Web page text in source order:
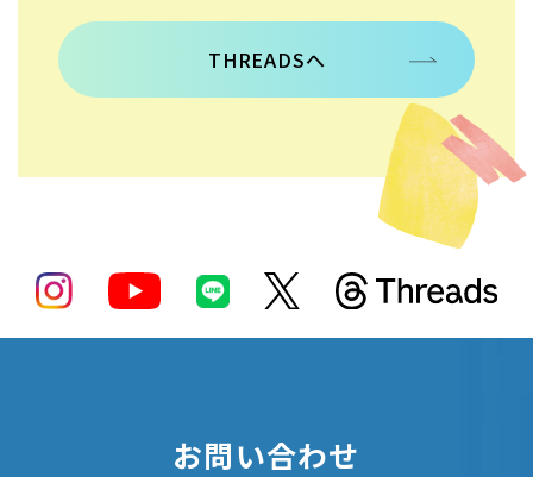
THREADSへ
お問い合わせ